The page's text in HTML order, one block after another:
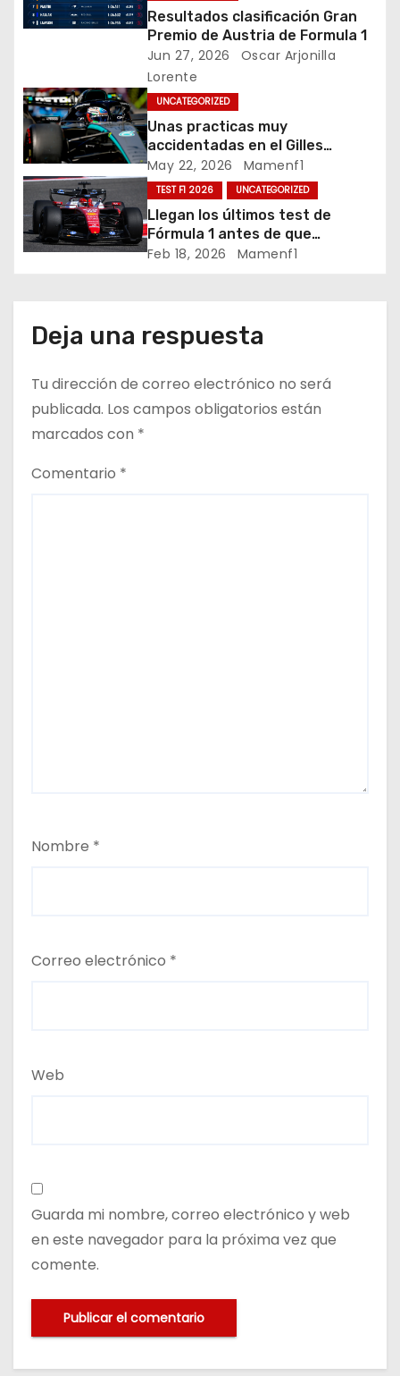
i
n
d
e
e
n
a
d
a
s
Resultados clasificación Gran
Premio de Austria de Formula 1
Jun 27, 2026
Oscar Arjonilla
Lorente
UNCATEGORIZED
Unas practicas muy
accidentadas en el Gilles
Villeneuve deja a Fernando en
buena posición, ¿será real?… /
Crónica libes 1 GP Canadá
May 22, 2026 Mamenf1
TEST F1 2026 UNCATEGORIZED
Llegan los últimos test de
Fórmula 1 antes de que
comience la nueva temporada
Feb 18, 2026 Mamenf1
Deja una respuesta
Tu dirección de correo electrónico no será
publicada. Los campos obligatorios están
marcados con *
Comentario *
Nombre *
Correo electrónico *
Web
Guarda mi nombre, correo electrónico y web
en este navegador para la próxima vez que
comente.